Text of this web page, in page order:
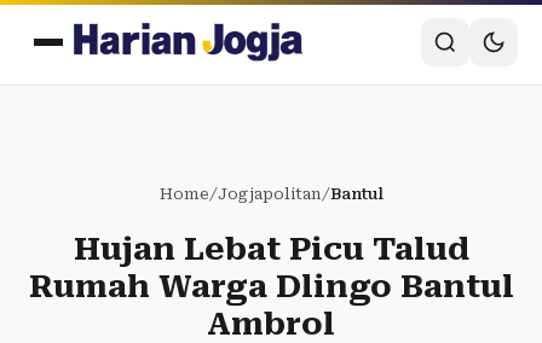
Home/Jogjapolitan/Bantul
Hujan Lebat Picu Talud
Rumah Warga Dlingo Bantul
Ambrol